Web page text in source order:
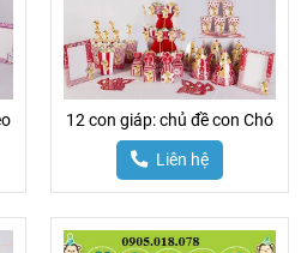
12 con giáp: chủ đề con Chó
Liên hệ